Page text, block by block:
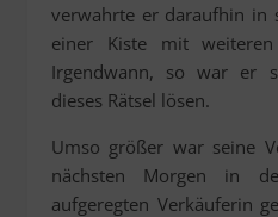
verwahrte er daraufhin in
einer Kiste mit weiteren
Irgendwann, so war er
dieses Rätsel lösen.
Umso größer war seine
nächsten Morgen in
aufgeregten Verkäuferin